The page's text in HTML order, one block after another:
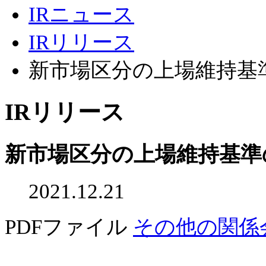
IRニュース
IRリリース
新市場区分の上場維持
IRリリース
新市場区分の上場維持基
2021.12.21
PDFファイル その他の関